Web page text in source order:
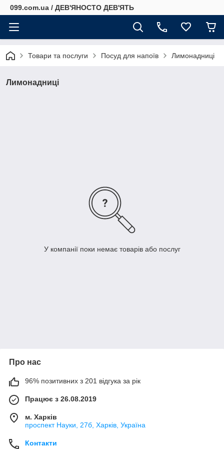
099.com.ua / ДЕВ'ЯНОСТО ДЕВ'ЯТЬ
Товари та послуги Посуд для напоїв Лимонадниці
Лимонадниці
У компанії поки немає товарів або послуг
Про нас
96% позитивних з 201 відгука за рік
Працює з 26.08.2019
м. Харків
проспект Науки, 27б, Харків, Україна
Контакти